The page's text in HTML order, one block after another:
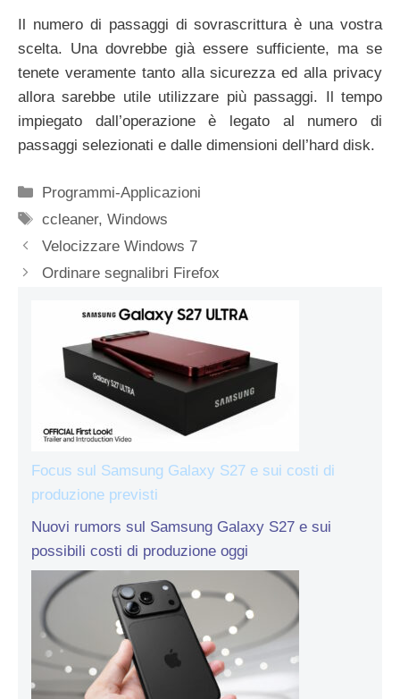
Il numero di passaggi di sovrascrittura è una vostra
scelta. Una dovrebbe già essere sufficiente, ma se
tenete veramente tanto alla sicurezza ed alla privacy
allora sarebbe utile utilizzare più passaggi. Il tempo
impiegato dall’operazione è legato al numero di
passaggi selezionati e dalle dimensioni dell’hard disk.
Categorie
Programmi-Applicazioni
Tag
ccleaner,Windows
Velocizzare Windows 7
Ordinare segnalibri Firefox
Focus sul Samsung Galaxy S27 e sui costi di
produzione previsti
Nuovi rumors sul Samsung Galaxy S27 e sui
possibili costi di produzione oggi